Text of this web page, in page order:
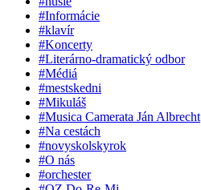
#Informácie
#klavír
#Koncerty
#Literárno-dramatický odbor
#Médiá
#mestskedni
#Mikuláš
#Musica Camerata Ján Albrecht
#Na cestách
#novyskolskyrok
#O nás
#orchester